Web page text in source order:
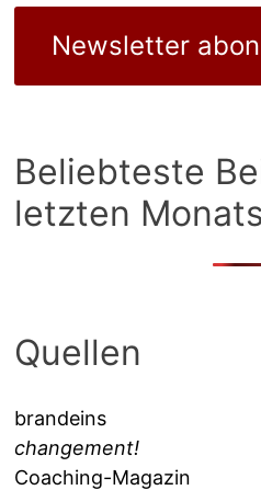
Newsletter
Beliebteste
letzten Monats
Quellen
brandeins
changement!
Coaching-Magazin